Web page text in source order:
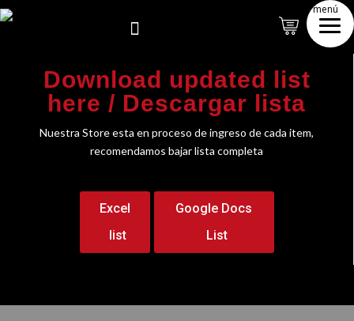
menú

Download updated list
here / Descargar lista
Nuestra Store esta en proceso de ingreso de cada item,
recomendamos bajar lista completa
Excel
list
Google Docs
List